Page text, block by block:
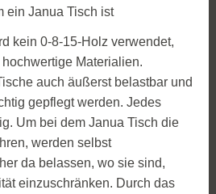
ein Janua Tisch ist
kein 0-8-15-Holz verwendet,
Materialien.
auch äußerst belastbar und
gepflegt werden. Jedes
Um bei dem Janua Tisch die
werden selbst
da belassen, wo sie sind,
einzuschränken. Durch das